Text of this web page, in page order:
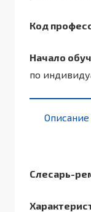
Код
Начало
по
Слесарь-